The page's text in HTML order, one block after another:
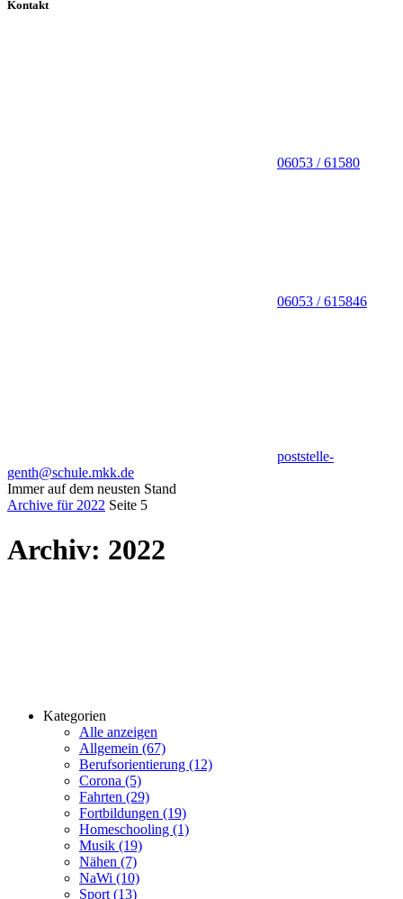
Kontakt
06053 / 61580
06053 / 615846
poststelle-
genth@schule.mkk.de
Immer auf dem neusten Stand
Archive für 2022 Seite 5
Archiv: 2022
Kategorien
Alle anzeigen
Allgemein (67)
Berufsorientierung (12)
Corona (5)
Fahrten (29)
Fortbildungen (19)
Homeschooling (1)
Musik (19)
Nähen (7)
NaWi (10)
Sport (13)